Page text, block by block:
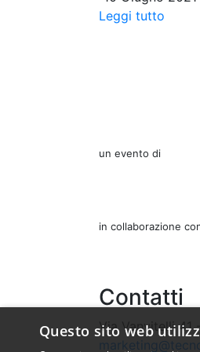
Leggi tutto
un evento di
in collaborazione
Contatti
Via Vanvitelli 41
Questo sito web